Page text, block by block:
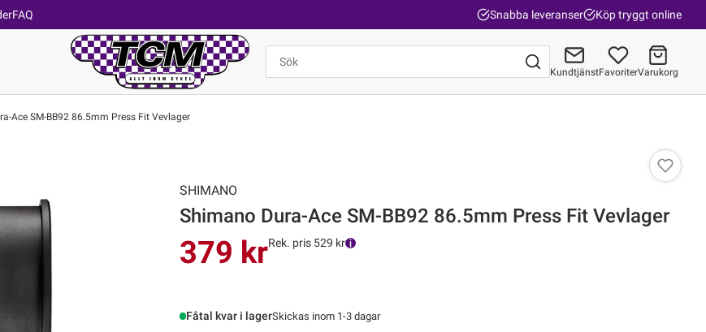
FAQ Snabba leveranser Köp tryggt online
KundtjänstFavoriterVarukorg
Ace SM-BB92 86.5mm Press Fit Vevlager
SHIMANO
Shimano Dura-Ace SM-BB92 86.5mm Press Fit Vevlager
379 krRek. pris 529 kr
Fåtal kvar i lagerSkickas inom 1-3 dagar